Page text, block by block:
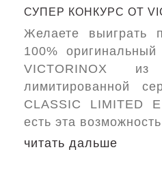
СУПЕР КОНКУРС ОТ
Желаете выиграть
100%
VICTORINOX
лимитированной
CLASSIC LIMITED
есть эта
читать дальше